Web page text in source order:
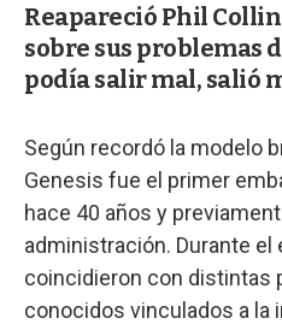
Reapareció Phil
sobre sus problemas
podía salir mal, salió
Según recordó la modelo
Genesis fue el primer
hace 40 años y
administración. Durante el
coincidieron con distintas
conocidos vinculados a la